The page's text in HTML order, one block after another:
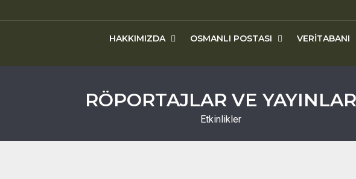
HAKKIMIZDA OSMANLI POSTASI VERITABANI
RÖPORTAJLAR VE YAYINLAR
Etkinlikler